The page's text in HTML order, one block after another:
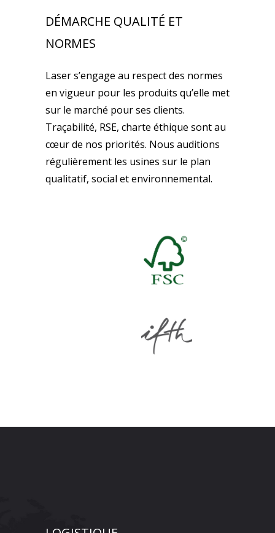
DÉMARCHE QUALITÉ ET
NORMES
Laser s’engage au respect des normes
en vigueur pour les produits qu’elle met
sur le marché pour ses clients.
Traçabilité, RSE, charte éthique sont au
cœur de nos priorités. Nous auditions
régulièrement les usines sur le plan
qualitatif, social et environnemental.